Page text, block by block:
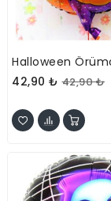
42,90 ₺ 42,90 ₺